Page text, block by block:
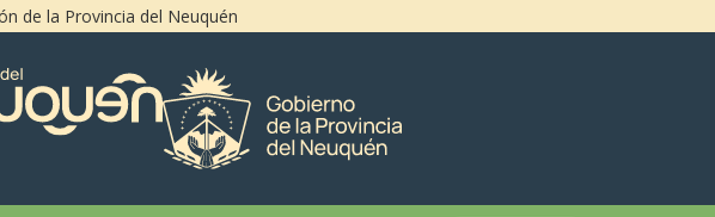
de la Provincia del Neuquén